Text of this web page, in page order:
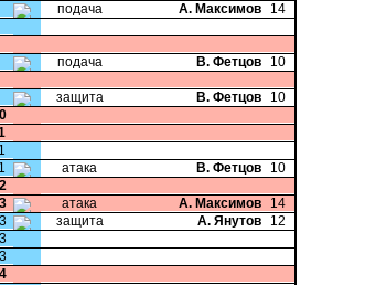
подача А. Максимов
14
подача В. Фетцов
10
защита В. Фетцов
10
атака В. Фетцов
10
атака А. Максимов
14
защита А. Янутов
12